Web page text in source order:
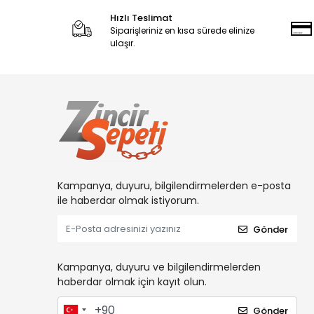
Hızlı Teslimat
Siparişleriniz en kısa sürede elinize
ulaşır.
Kampanya, duyuru, bilgilendirmelerden e-posta
ile haberdar olmak istiyorum.
Gönder
Kampanya, duyuru ve bilgilendirmelerden
haberdar olmak için kayıt olun.
Gönder